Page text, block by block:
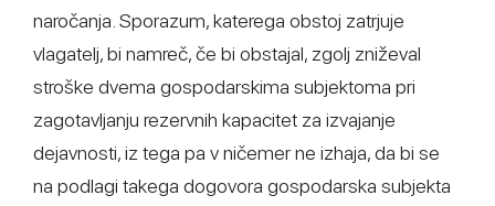
naročanja. Sporazum, katerega obstoj zatrjuje
vlagatelj, bi namreč, če bi obstajal, zgolj zniževal
stroške dvema gospodarskima subjektoma pri
zagotavljanju rezervnih kapacitet za izvajanje
dejavnosti, iz tega pa v ničemer ne izhaja, da bi se
na podlagi takega dogovora gospodarska subjekta